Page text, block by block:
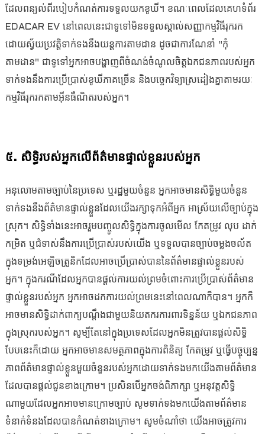
ដែលពន្យល់ពីរបៀបកំណត់ការទទួលយកខូឃី។ ខណៈពេលដែលគេហទំព័រ
EDACAR EV នៅពេលនេះជាទូទៅមិនទទួលស្គាល់សញ្ញាកម្មវិធីរុករក
ដោយស្វ័យប្រវត្តិទាក់ទងនឹងយន្តការតាមដាន ដូចជាការណែនាំ "កុំ
តាមដាន" ជាទូទៅអ្នកអាចបង្ហាញពីចំណង់ចំណូលចិត្តឯកជនភាពរបស់អ្នក
ទាក់ទងនឹងការប្រើប្រាស់ខូឃីភាគច្រើន និងបច្ចេកវិទ្យាស្រដៀងគ្នាតាមរយៈ
កម្មវិធីរុករកតាមអ៊ីនធឺណិតរបស់អ្នក។
៥. សិទ្ធិរបស់អ្នកលើព័ត៌មានផ្ទាល់ខ្លួនរបស់អ្នក
អនុលោមតាមច្បាប់នៃប្រទេស ឬរដ្ឋមួយចំនួន អ្នកអាចមានសិទ្ធិមួយចំនួន
ទាក់ទងនឹងព័ត៌មានផ្ទាល់ខ្លួនដែលយើងរក្សាទុកអំពីអ្នក អាស្រ័យលើច្បាប់ក្នុង
ស្រុក។ សិទ្ធិទាំងនេះអាចរួមបញ្ចូលសិទ្ធិក្នុងការចូលមើល កែតម្រូវ លុប ដាក់
កម្រិត ឬជំទាស់នឹងការប្រើប្រាស់របស់យើង ឬទទួលបានច្បាប់ចម្លងចល័ត
ក្នុងទម្រង់អេឡិចត្រូនិកដែលអាចប្រើប្រាស់បាននៃព័ត៌មានផ្ទាល់ខ្លួនរបស់
អ្នក។ ក្នុងករណីដែលអ្នកបានផ្តល់ការយល់ព្រមចំពោះការប្រើប្រាស់ព័ត៌មាន
ផ្ទាល់ខ្លួនរបស់អ្នក អ្នកអាចដកការយល់ព្រមនេះនៅពេលណាក៏បាន។ អ្នកក៏
អាចមានសិទ្ធិដាក់ពាក្យបណ្តឹងជាមួយនិយតករការពារទិន្នន័យ ឬឯកជនភាព
ក្នុងស្រុករបស់អ្នក។ សូម្បីតែនៅក្នុងប្រទេសដែលអ្នកមិនត្រូវបានផ្តល់សិទ្ធិ
បែបនេះក៏ដោយ អ្នកអាចមានសមត្ថភាពក្នុងការពិនិត្យ កែតម្រូវ ឬធ្វើបច្ចុប្បន្ន
ភាពព័ត៌មានផ្ទាល់ខ្លួនមួយចំនួនរបស់អ្នកដោយទាក់ទងមកយើងតាមព័ត៌មាន
ដែលបានផ្តល់ជូនខាងក្រោម។ ប្រសិនបើអ្នកចង់ពិភាក្សា ឬអនុវត្តសិទ្ធិ
ណាមួយដែលអ្នកអាចមានក្រោមច្បាប់ សូមទាក់ទងមកយើងតាមព័ត៌មាន
ទំនាក់ទំនងដែលបានកំណត់ខាងក្រោម។ សូមចំណាំថា យើងអាចត្រូវការ